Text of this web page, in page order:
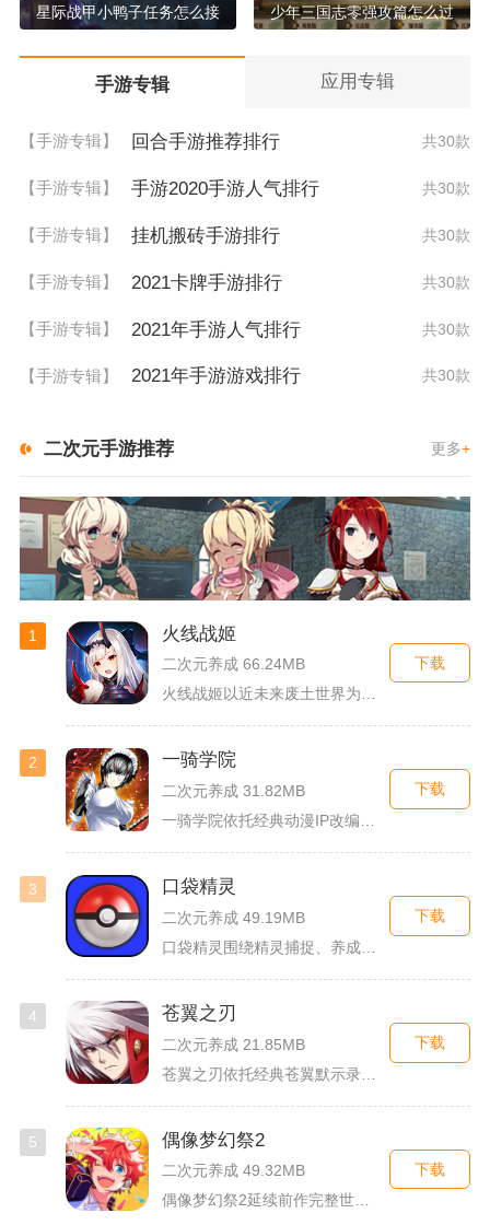
星际战甲小鸭子任务怎么接 少年三国志零强攻篇怎么过
手游专辑 应用专辑
【手游专辑】 回合手游推荐排行 共30款
【手游专辑】 手游2020手游人气排行 共30款
【手游专辑】 挂机搬砖手游排行 共30款
【手游专辑】 2021卡牌手游排行 共30款
【手游专辑】 2021年手游人气排行 共30款
【手游专辑】 2021年手游游戏排行 共30款
二次元手游推荐 更多+
1 火线战姬
二次元养成 66.24MB
火线战姬以近未来废土世界为故事舞台，融合二次元战姬收集、轻策...
下载
2 一骑学院
二次元养成 31.82MB
下载
3 口袋精灵
二次元养成 49.19MB
下载
4 苍翼之刃
二次元养成 21.85MB
下载
5 偶像梦幻祭2
二次元养成 49.32MB
偶像梦幻祭2延续前作完整世界观，玩家以制作人身份陪伴49位少...
下载